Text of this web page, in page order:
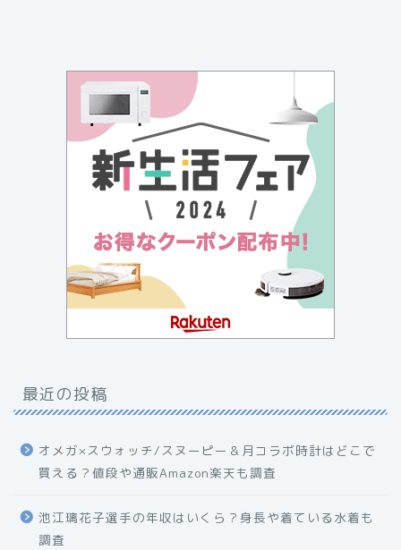
最近の投稿
オメガ×スウォッチ/スヌーピー＆月コラボ時計はどこで
買える？値段や通販Amazon楽天も調査
池江璃花子選手の年収はいくら？身長や着ている水着も
調査